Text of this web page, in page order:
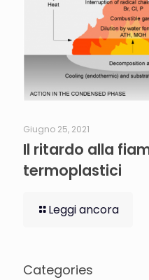
Giugno 25, 2021
Il ritardo alla
termoplastici
Leggi ancora
Categories